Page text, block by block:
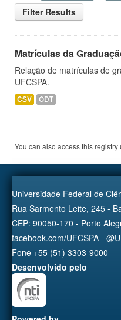
Filter Results
Matrículas da
Relação de matrículas de
UFCSPA.
CSV ODT
You can also access this registry
Universidade Federal de
Rua Sarmento Leite, 245 -
CEP: 90050-170 - Porto
facebook.com/UFCSPA -
Fone +55 (51) 3303-9000
Desenvolvido pelo